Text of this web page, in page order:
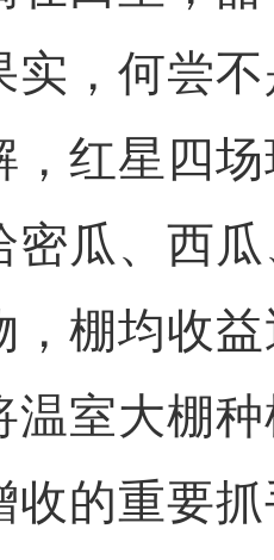
，何尝不
红星四场
密瓜、西
，棚均收
温室大棚
收的重要